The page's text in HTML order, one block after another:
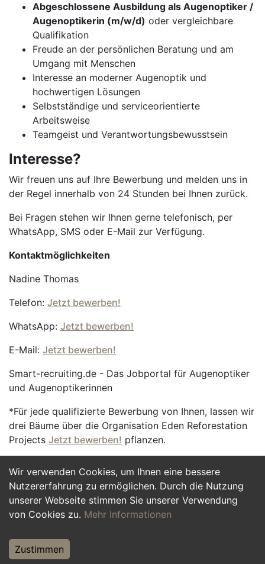
Wir verwenden Cookies, um Ihnen eine bessere
Nutzererfahrung zu ermöglichen. Durch die Nutzung
unserer Webseite stimmen Sie unserer Verwendung
von Cookies zu. Mehr Informationen
Zustimmen
Abgeschlossene Ausbildung als Augenoptiker /
Augenoptikerin (m/w/d) oder vergleichbare
Qualifikation
Freude an der persönlichen Beratung und am
Umgang mit Menschen
Interesse an moderner Augenoptik und
hochwertigen Lösungen
Selbstständige und serviceorientierte
Arbeitsweise
Teamgeist und Verantwortungsbewusstsein
Interesse?
Wir freuen uns auf Ihre Bewerbung und melden uns in
der Regel innerhalb von 24 Stunden bei Ihnen zurück.
Bei Fragen stehen wir Ihnen gerne telefonisch, per
WhatsApp, SMS oder E-Mail zur Verfügung.
Kontaktmöglichkeiten
Nadine Thomas
Telefon: Jetzt bewerben!
WhatsApp: Jetzt bewerben!
E-Mail: Jetzt bewerben!
Smart-recruiting.de - Das Jobportal für Augenoptiker
und Augenoptikerinnen
*Für jede qualifizierte Bewerbung von Ihnen, lassen wir
drei Bäume über die Organisation Eden Reforestation
Projects Jetzt bewerben! pflanzen.
Jetzt Bewerben